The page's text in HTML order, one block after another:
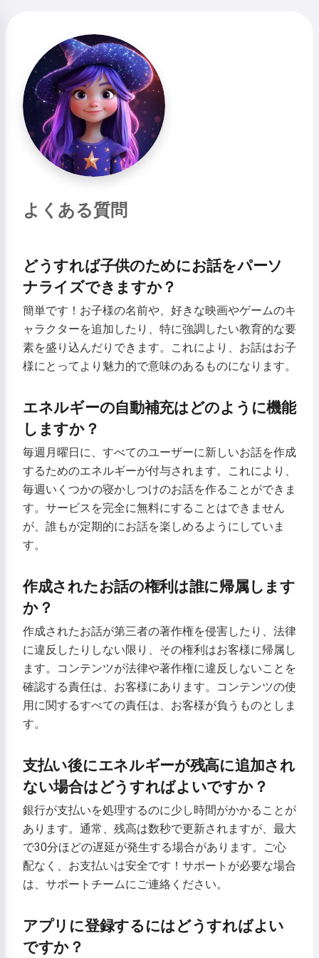
よくある質問
どうすれば子供のためにお話をパーソ
ナライズできますか？
簡単です！お子様の名前や、好きな映画やゲームのキ
ャラクターを追加したり、特に強調したい教育的な要
素を盛り込んだりできます。これにより、お話はお子
様にとってより魅力的で意味のあるものになります。
エネルギーの自動補充はどのように機能
しますか？
毎週月曜日に、すべてのユーザーに新しいお話を作成
するためのエネルギーが付与されます。これにより、
毎週いくつかの寝かしつけのお話を作ることができま
す。サービスを完全に無料にすることはできません
が、誰もが定期的にお話を楽しめるようにしていま
す。
作成されたお話の権利は誰に帰属します
か？
作成されたお話が第三者の著作権を侵害したり、法律
に違反したりしない限り、その権利はお客様に帰属し
ます。コンテンツが法律や著作権に違反しないことを
確認する責任は、お客様にあります。コンテンツの使
用に関するすべての責任は、お客様が負うものとしま
す。
支払い後にエネルギーが残高に追加され
ない場合はどうすればよいですか？
銀行が支払いを処理するのに少し時間がかかることが
あります。通常、残高は数秒で更新されますが、最大
で30分ほどの遅延が発生する場合があります。ご心
配なく、お支払いは安全です！サポートが必要な場合
は、サポートチームにご連絡ください。
アプリに登録するにはどうすればよい
ですか？
お子様のために魔法の寝かしつけ
のお話をします🌟
お話を読む
サービスの利用を開始することにより、以下に同意したことに
なります： 利用規約 ,プライバシーポリシー,返金ポリシー